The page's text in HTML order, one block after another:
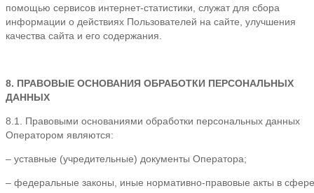
помощью сервисов интернет-статистики, служат для сбора
информации о действиях Пользователей на сайте, улучшения
качества сайта и его содержания.
8. ПРАВОВЫЕ ОСНОВАНИЯ ОБРАБОТКИ ПЕРСОНАЛЬНЫХ
ДАННЫХ
8.1. Правовыми основаниями обработки персональных данных
Оператором являются:
– уставные (учредительные) документы Оператора;
– федеральные законы, иные нормативно-правовые акты в сфере